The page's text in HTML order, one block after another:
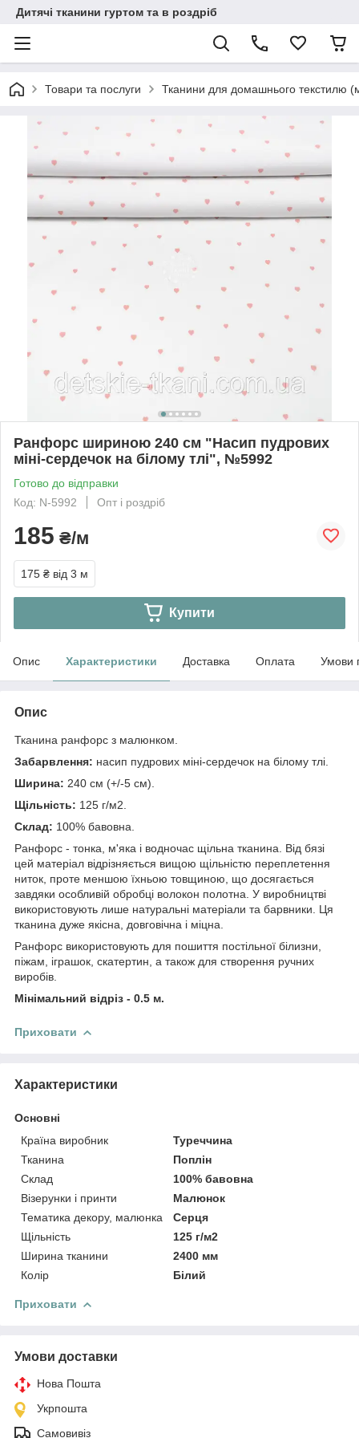
Дитячі тканини гуртом та в роздріб
Товари та послуги Тканини для домашнього текстилю
Ранфорс шириною 240 см "Насип пудрових
міні-сердечок на білому тлі", №5992
Готово до відправки
Код: N-5992
Опт і роздріб
185 ₴/м
175 ₴ від 3 м
Купити
Опис Характеристики Доставка Оплата Умови
Опис
Тканина ранфорс з малюнком.
Забарвлення: насип пудрових міні-сердечок на білому тлі.
Ширина: 240 см (+/-5 см).
Щільність: 125 г/м2.
Склад: 100% бавовна.
Ранфорс - тонка, м'яка і водночас щільна тканина. Від бязі
цей матеріал відрізняється вищою щільністю переплетення
ниток, проте меншою їхньою товщиною, що досягається
завдяки особливій обробці волокон полотна. У виробництві
використовують лише натуральні матеріали та барвники. Ця
тканина дуже якісна, довговічна і міцна.
Ранфорс використовують для пошиття постільної білизни,
піжам, іграшок, скатертин, а також для створення ручних
виробів.
Мінімальний відріз - 0.5 м.
Приховати
Характеристики
Основні
Країна виробник
Туреччина
Тканина
Поплін
Склад
100% бавовна
Візерунки і принти
Малюнок
Тематика декору, малюнка
Серця
Щільність
125 г/м2
Ширина тканини
2400 мм
Колір
Білий
Приховати
Умови доставки
Нова Пошта
Укрпошта
Самовивіз